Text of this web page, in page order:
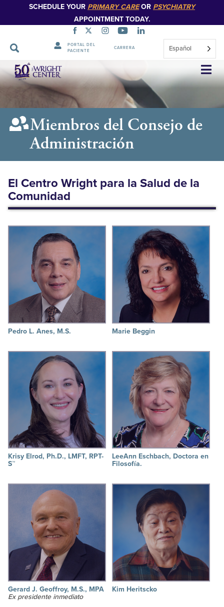
SCHEDULE YOUR PRIMARY CAREOR PSYCHIATRY
APPOINTMENT TODAY.
PORTAL DEL
PACIENTE
CARRERA Español
Saltar
navegación
Miembros del Consejo de
Administración
El Centro Wright para la Salud de la
Comunidad
Pedro L. Anes, M.S. Marie Beggin
Krisy Elrod, Ph.D., LMFT, RPT-
S™
LeeAnn Eschbach, Doctora en
Filosofía.
Gerard J. Geoffroy, M.S., MPA
Ex presidente inmediato
Kim Heritscko